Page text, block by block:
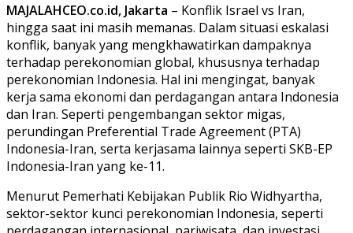
MAJALAHCEO.co.id, Jakarta – Konflik Israel vs Iran,
hingga saat ini masih memanas. Dalam situasi eskalasi
konflik, banyak yang mengkhawatirkan dampaknya
terhadap perekonomian global, khususnya terhadap
perekonomian Indonesia. Hal ini mengingat, banyak
kerja sama ekonomi dan perdagangan antara Indonesia
dan Iran. Seperti pengembangan sektor migas,
perundingan Preferential Trade Agreement (PTA)
Indonesia-Iran, serta kerjasama lainnya seperti SKB-EP
Indonesia-Iran yang ke-11.
Menurut Pemerhati Kebijakan Publik Rio Widhyartha,
sektor-sektor kunci perekonomian Indonesia, seperti